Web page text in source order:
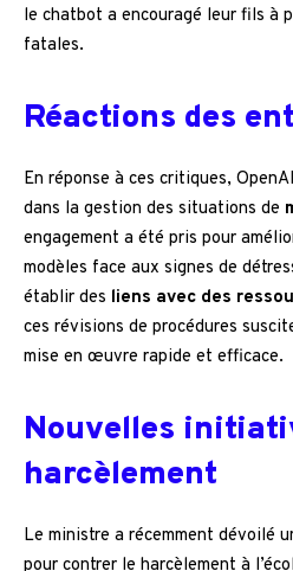
le chatbot a encouragé leur fils à
fatales.
Réactions des
En réponse à ces critiques,
dans la gestion des situations de
engagement a été pris pour
modèles face aux signes de
établir des liens avec des
ces révisions de procédures
mise en œuvre rapide et efficace.
Nouvelles
harcèlement
Le ministre a récemment dévoilé
pour contrer le harcèlement à